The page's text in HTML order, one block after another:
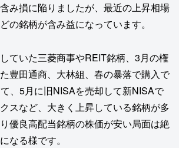
み損に陥りましたが、最近の上昇相場
の銘柄が含み益になっています。
ていた三菱商事やREIT銘柄、3月の権
豊田通商、大林組、春の暴落で購入で
、5月に旧NISAを売却して新NISAで
スなど、大きく上昇している銘柄が多
優良高配当銘柄の株価が安い局面は絶
なる様です。